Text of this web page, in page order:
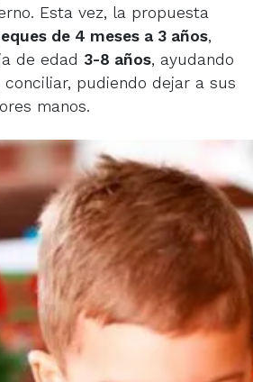
Esta vez, la propuesta
de 4 meses a 3 años,
de edad 3-8 años, ayudando
pudiendo dejar a sus
manos.